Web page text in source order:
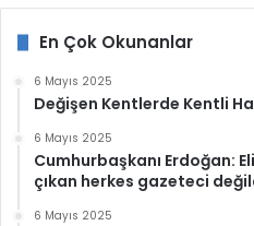
En Çok Okunanlar
6 Mayıs 2025
Değişen Kentlerde Kentli
6 Mayıs 2025
Cumhurbaşkanı Erdoğan:
çıkan herkes gazeteci
6 Mayıs 2025